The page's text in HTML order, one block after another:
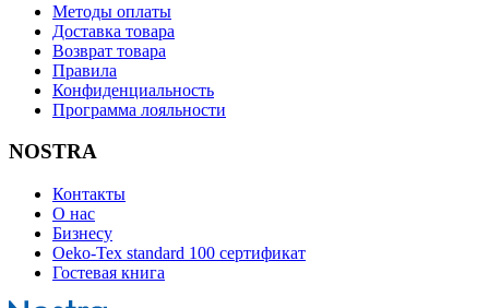
Методы оплаты
Доставка товара
Возврат товара
Правила
Конфиденциальность
Программа лояльности
NOSTRA
Контакты
О нас
Бизнесу
Oeko-Tex standard 100 сертификат
Гостевая книга